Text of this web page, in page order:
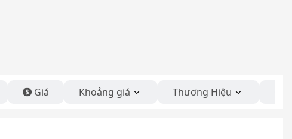
Giá Khoảng giá Thương Hiệu